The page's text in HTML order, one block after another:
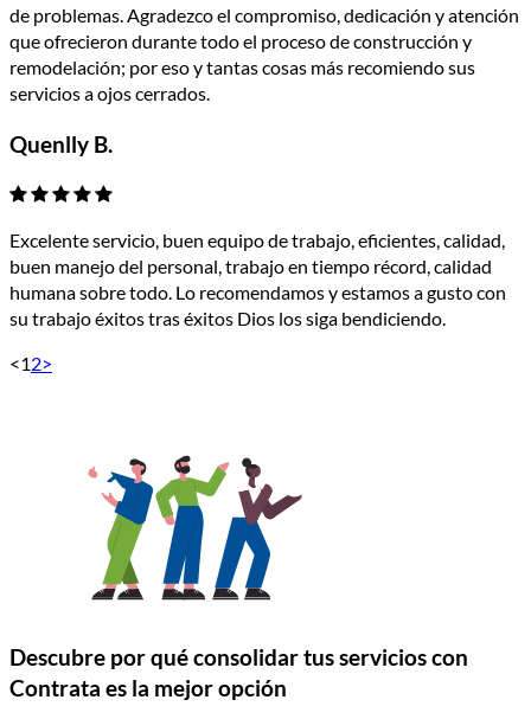
de problemas. Agradezco el compromiso, dedicación y atención
que ofrecieron durante todo el proceso de construcción y
remodelación; por eso y tantas cosas más recomiendo sus
servicios a ojos cerrados.
Quenlly B.
Excelente servicio, buen equipo de trabajo, eficientes, calidad,
buen manejo del personal, trabajo en tiempo récord, calidad
humana sobre todo. Lo recomendamos y estamos a gusto con
su trabajo éxitos tras éxitos Dios los siga bendiciendo.
<12>
Descubre por qué consolidar tus servicios con
Contrata es la mejor opción